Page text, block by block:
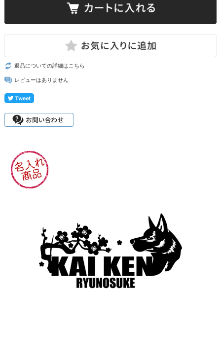
返品についての詳細はこちら
レビューはありません